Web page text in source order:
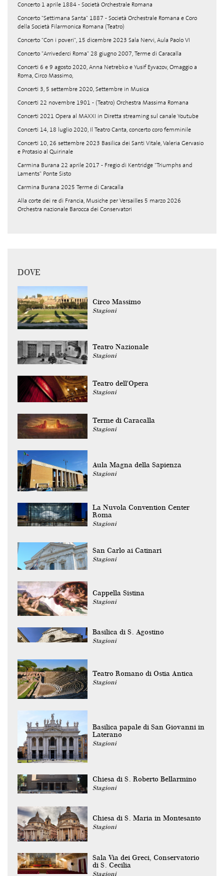
Concerto 1 aprile 1884 - Società Orchestrale Romana
Concerto "Settimana Santa" 1887 - Società Orchestrale Romana e Coro
della Società Filarmonica Romana (Teatro)
Concerto "Con i poveri", 15 dicembre 2023 Sala Nervi, Aula Paolo VI
Concerto "Arrivederci Roma" 28 giugno 2007, Terme di Caracalla
Concerti 6 e 9 agosto 2020, Anna Netrebko e Yusif Eyvazov, Omaggio a
Roma, Circo Massimo,
Concerti 3, 5 settembre 2020, Settembre in Musica
Concerti 22 novembre 1901 - (Teatro) Orchestra Massima Romana
Concerti 2021 Opera al MAXXI in Diretta streaming sul canale Youtube
Concerti 14, 18 luglio 2020, Il Teatro Canta, concerto coro femminile
Concerti 10, 26 settembre 2023 Basilica dei Santi Vitale, Valeria Gervasio
e Protasio al Quirinale
Carmina Burana 22 aprile 2017 - Fregio di Kentridge "Triumphs and
Laments" Ponte Sisto
Carmina Burana 2025 Terme di Caracalla
Alla corte dei re di Francia, Musiche per Versailles 5 marzo 2026
Orchestra nazionale Barocca dei Conservatori
DOVE
Circo Massimo
Stagioni
Teatro Nazionale
Stagioni
Teatro dell'Opera
Stagioni
Terme di Caracalla
Stagioni
Aula Magna della Sapienza
Stagioni
La Nuvola Convention Center
Roma
Stagioni
San Carlo ai Catinari
Stagioni
Cappella Sistina
Stagioni
Basilica di S. Agostino
Stagioni
Teatro Romano di Ostia Antica
Stagioni
Basilica papale di San Giovanni in
Laterano
Stagioni
Chiesa di S. Roberto Bellarmino
Stagioni
Chiesa di S. Maria in Montesanto
Stagioni
Sala Via dei Greci, Conservatorio
di S. Cecilia
Stagioni